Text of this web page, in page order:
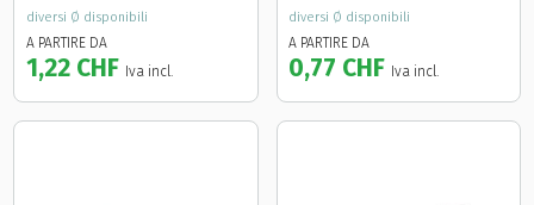
diversi Ø disponibili
A PARTIRE DA
1,22 CHF Iva incl.
diversi Ø disponibili
A PARTIRE DA
0,77 CHF Iva incl.